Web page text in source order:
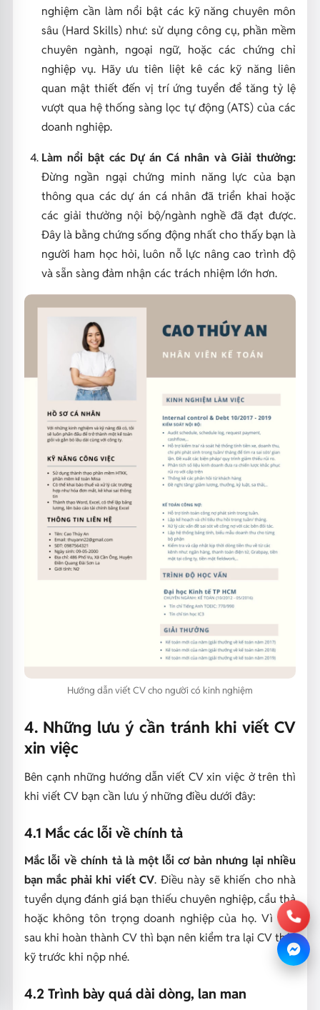
nghiệm cần làm nổi bật các kỹ năng chuyên môn
sâu (Hard Skills) như: sử dụng công cụ, phần mềm
chuyên ngành, ngoại ngữ, hoặc các chứng chỉ
nghiệp vụ. Hãy ưu tiên liệt kê các kỹ năng liên
quan mật thiết đến vị trí ứng tuyển để tăng tỷ lệ
vượt qua hệ thống sàng lọc tự động (ATS) của các
doanh nghiệp.
Làm nổi bật các Dự án Cá nhân và Giải thưởng:
Đừng ngần ngại chứng minh năng lực của bạn
thông qua các dự án cá nhân đã triển khai hoặc
các giải thưởng nội bộ/ngành nghề đã đạt được.
Đây là bằng chứng sống động nhất cho thấy bạn là
người ham học hỏi, luôn nỗ lực nâng cao trình độ
và sẵn sàng đảm nhận các trách nhiệm lớn hơn.
Hướng dẫn viết CV cho người có kinh nghiệm
4. Những lưu ý cần tránh khi viết CV
xin việc
Bên cạnh những hướng dẫn viết CV xin việc ở trên thì
khi viết CV bạn cần lưu ý những điều dưới đây:
4.1 Mắc các lỗi về chính tả
Mắc lỗi về chính tả là một lỗi cơ bản nhưng lại nhiều
bạn mắc phải khi viết CV. Điều này sẽ khiến cho nhà
tuyển dụng đánh giá bạn thiếu chuyên nghiệp, cẩu thả
hoặc không tôn trọng doanh nghiệp của họ. Vì thế,
sau khi hoàn thành CV thì bạn nên kiểm tra lại CV thật
kỹ trước khi nộp nhé.
4.2 Trình bày quá dài dòng, lan man